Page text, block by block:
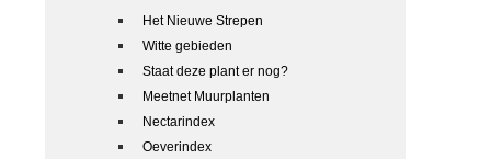
Het Nieuwe Strepen
Witte gebieden
Staat deze plant er nog?
Meetnet Muurplanten
Nectarindex
Oeverindex